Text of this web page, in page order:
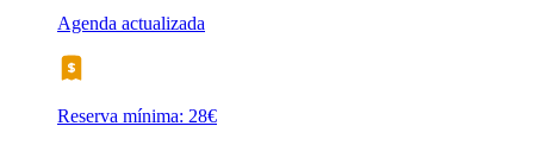
Agenda actualizada
Reserva mínima: 28€